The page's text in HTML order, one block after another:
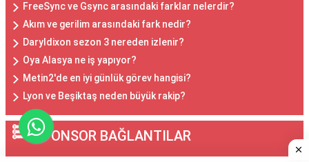
FreeSync ve Gsync arasındaki farklar nelerdir?
Akım ve gerilim arasındaki fark nedir?
Daryldixon sezon 3 nereden izlenir?
Oya Alasya ne iş yapıyor?
Metin2'de en iyi günlük görev hangisi?
Lyon ve Beşiktaş neden büyük rakip?
SPONSOR BAĞLANTILAR